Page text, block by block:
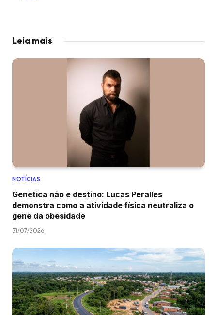
Leia mais
NOTÍCIAS
Genética não é destino: Lucas Peralles
demonstra como a atividade física neutraliza o
gene da obesidade
31/07/2026